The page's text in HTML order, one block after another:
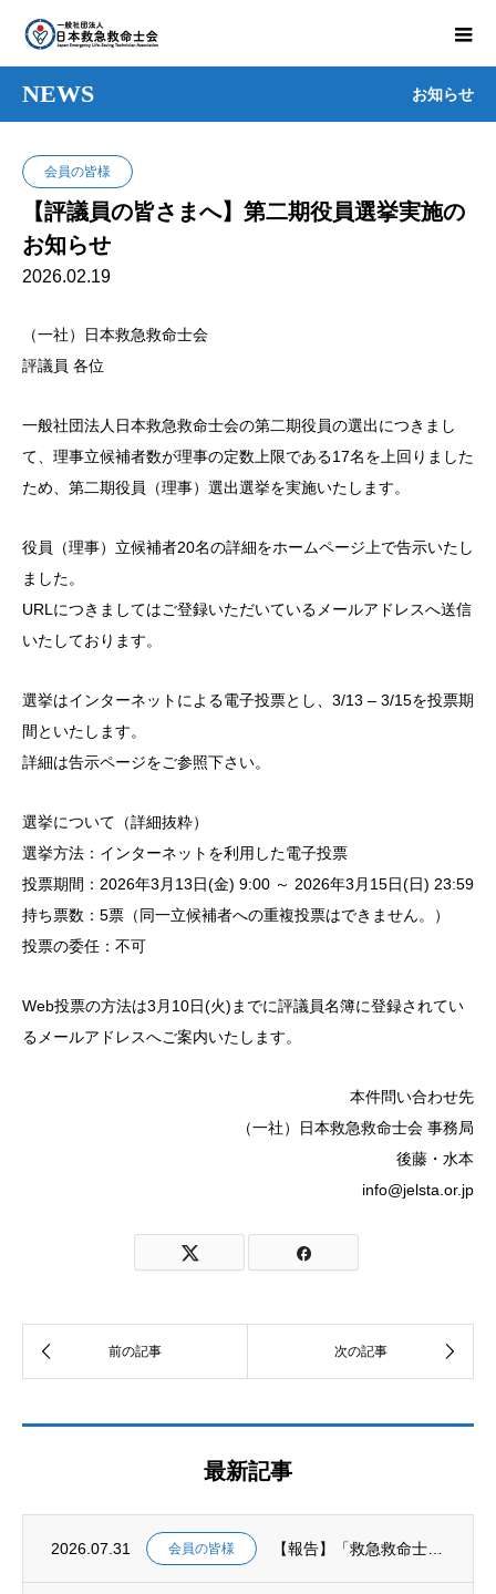
NEWS お知らせ
会員の皆様
【評議員の皆さまへ】第二期役員選挙実施の
お知らせ
2026.02.19
（一社）日本救急救命士会
評議員 各位
一般社団法人日本救急救命士会の第二期役員の選出につきまし
て、理事立候補者数が理事の定数上限である17名を上回りました
ため、第二期役員（理事）選出選挙を実施いたします。
役員（理事）立候補者20名の詳細をホームページ上で告示いたし
ました。
URLにつきましてはご登録いただいているメールアドレスへ送信
いたしております。
選挙はインターネットによる電子投票とし、3/13 – 3/15を投票期
間といたします。
詳細は告示ページをご参照下さい。
選挙について（詳細抜粋）
選挙方法：インターネットを利用した電子投票
投票期間：2026年3月13日(金) 9:00 ～ 2026年3月15日(日) 23:59
持ち票数：5票（同一立候補者への重複投票はできません。）
投票の委任：不可
Web投票の方法は3月10日(火)までに評議員名簿に登録されてい
るメールアドレスへご案内いたします。
本件問い合わせ先
（一社）日本救急救命士会 事務局
後藤・水本
info@jelsta.or.jp
最新記事
2026.07.31 会員の皆様